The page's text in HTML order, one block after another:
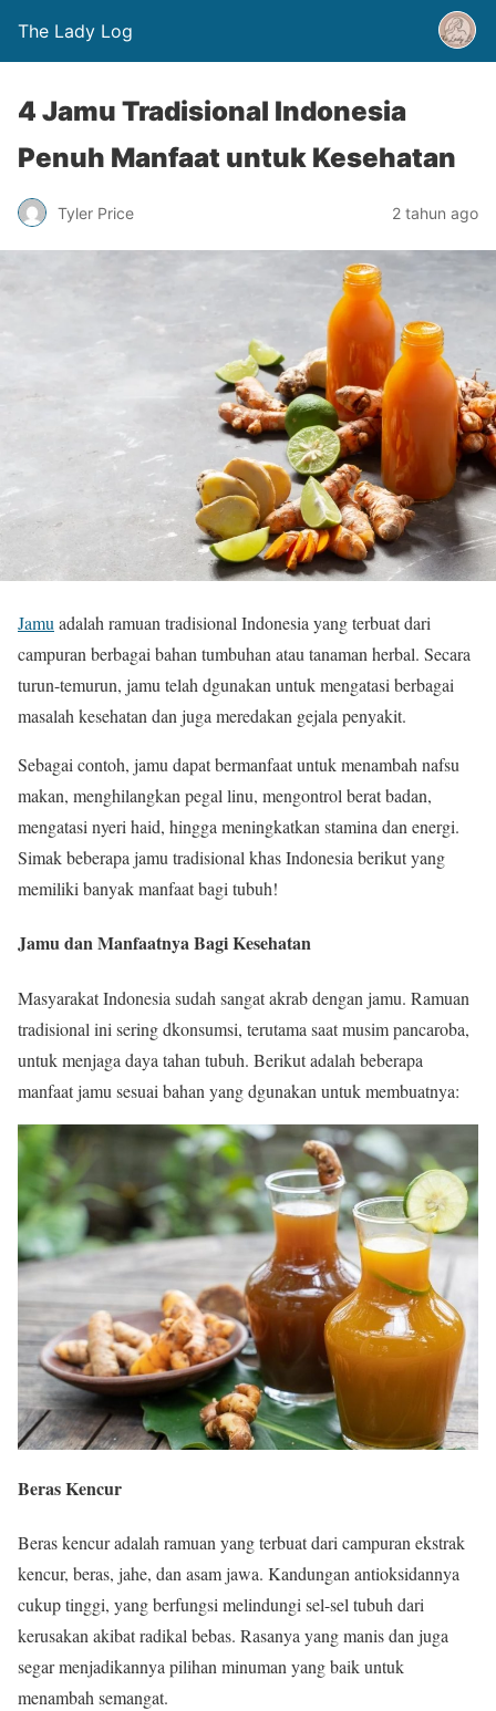
The Lady Log
4 Jamu Tradisional Indonesia
Penuh Manfaat untuk Kesehatan
Tyler Price 2 tahun ago
Jamu adalah ramuan tradisional Indonesia yang terbuat dari
campuran berbagai bahan tumbuhan atau tanaman herbal. Secara
turun-temurun, jamu telah dgunakan untuk mengatasi berbagai
masalah kesehatan dan juga meredakan gejala penyakit.
Sebagai contoh, jamu dapat bermanfaat untuk menambah nafsu
makan, menghilangkan pegal linu, mengontrol berat badan,
mengatasi nyeri haid, hingga meningkatkan stamina dan energi.
Simak beberapa jamu tradisional khas Indonesia berikut yang
memiliki banyak manfaat bagi tubuh!
Jamu dan Manfaatnya Bagi Kesehatan
Masyarakat Indonesia sudah sangat akrab dengan jamu. Ramuan
tradisional ini sering dkonsumsi, terutama saat musim pancaroba,
untuk menjaga daya tahan tubuh. Berikut adalah beberapa
manfaat jamu sesuai bahan yang dgunakan untuk membuatnya:
Beras Kencur
Beras kencur adalah ramuan yang terbuat dari campuran ekstrak
kencur, beras, jahe, dan asam jawa. Kandungan antioksidannya
cukup tinggi, yang berfungsi melindungi sel-sel tubuh dari
kerusakan akibat radikal bebas. Rasanya yang manis dan juga
segar menjadikannya pilihan minuman yang baik untuk
menambah semangat.